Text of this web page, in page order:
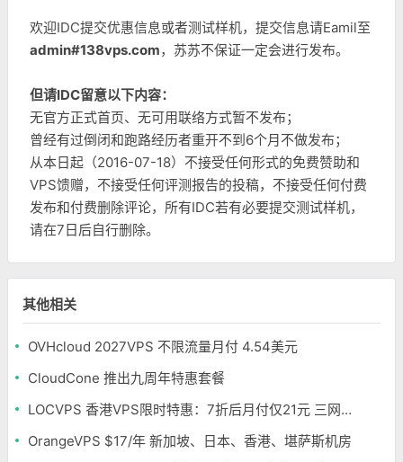
欢迎IDC提交优惠信息或者测试样机，提交信息请Eamil至
admin#138vps.com，苏苏不保证一定会进行发布。
但请IDC留意以下内容：
无官方正式首页、无可用联络方式暂不发布；
曾经有过倒闭和跑路经历者重开不到6个月不做发布；
从本日起（2016-07-18）不接受任何形式的免费赞助和
VPS馈赠，不接受任何评测报告的投稿，不接受任何付费
发布和付费删除评论，所有IDC若有必要提交测试样机，
请在7日后自行删除。
其他相关
OVHcloud 2027VPS 不限流量月付 4.54美元
CloudCone 推出九周年特惠套餐
LOCVPS 香港VPS限时特惠：7折后月付仅21元 三网优化BGP线路 可选原生IP
OrangeVPS $17/年 新加坡、日本、香港、堪萨斯机房